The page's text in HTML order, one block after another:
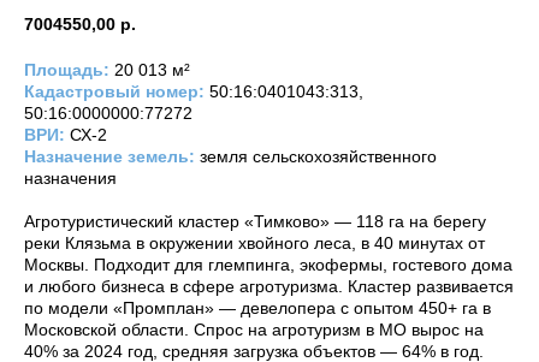
7004550,00 р.
Площадь: 20 013 м²
Кадастровый номер: 50:16:0401043:313,
50:16:0000000:77272
ВРИ: СХ-2
Назначение земель: земля сельскохозяйственного
назначения
Агротуристический кластер «Тимково» — 118 га на берегу
реки Клязьма в окружении хвойного леса, в 40 минутах от
Москвы. Подходит для глемпинга, экофермы, гостевого дома
и любого бизнеса в сфере агротуризма. Кластер развивается
по модели «Промплан» — девелопера с опытом 450+ га в
Московской области. Спрос на агротуризм в МО вырос на
40% за 2024 год, средняя загрузка объектов — 64% в год.